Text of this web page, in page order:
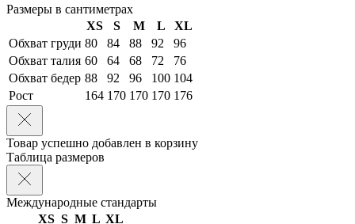
Размеры в сантиметрах
XS
S M L
XL
Обхват груди 80 84 88 92
96
Обхват талия 60 64 68 72
76
Обхват бедер 88 92 96 100 104
Рост
164 170 170 170 176
Товар успешно добавлен в корзину
Таблица размеров
Международные стандарты
XS S M L XL